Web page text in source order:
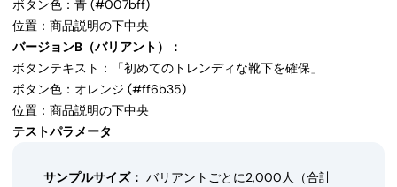
ボタン色：青 (#007bff)
位置：商品説明の下中央
バージョンB（バリアント）：
ボタンテキスト：「初めてのトレンディな靴下を確保」
ボタン色：オレンジ (#ff6b35)
位置：商品説明の下中央
テストパラメータ
サンプルサイズ： バリアントごとに2,000人（合計